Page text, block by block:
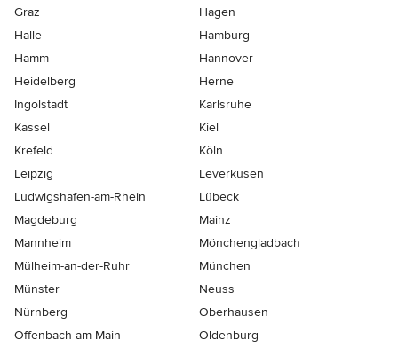
Graz
Hagen
Halle
Hamburg
Hamm
Hannover
Heidelberg
Herne
Ingolstadt
Karlsruhe
Kassel
Kiel
Krefeld
Köln
Leipzig
Leverkusen
Ludwigshafen-am-Rhein
Lübeck
Magdeburg
Mainz
Mannheim
Mönchen­gladbach
Mülheim-an-der-Ruhr
München
Münster
Neuss
Nürnberg
Oberhausen
Offenbach-am-Main
Oldenburg